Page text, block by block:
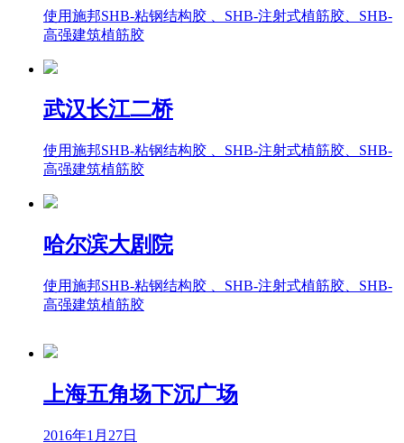
使用施邦SHB-粘钢结构胶 、SHB-注射式植筋胶、SHB-
高强建筑植筋胶
武汉长江二桥
使用施邦SHB-粘钢结构胶 、SHB-注射式植筋胶、SHB-
高强建筑植筋胶
哈尔滨大剧院
使用施邦SHB-粘钢结构胶 、SHB-注射式植筋胶、SHB-
高强建筑植筋胶
上海五角场下沉广场
2016年1月27日